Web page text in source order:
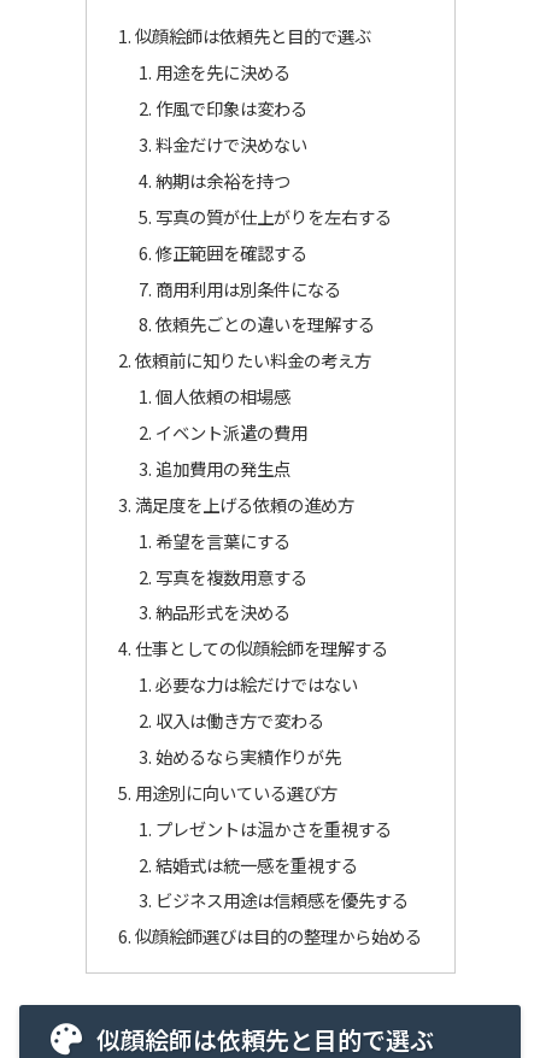
似顔絵師は依頼先と目的で選ぶ
用途を先に決める
作風で印象は変わる
料金だけで決めない
納期は余裕を持つ
写真の質が仕上がりを左右する
修正範囲を確認する
商用利用は別条件になる
依頼先ごとの違いを理解する
依頼前に知りたい料金の考え方
個人依頼の相場感
イベント派遣の費用
追加費用の発生点
満足度を上げる依頼の進め方
希望を言葉にする
写真を複数用意する
納品形式を決める
仕事としての似顔絵師を理解する
必要な力は絵だけではない
収入は働き方で変わる
始めるなら実績作りが先
用途別に向いている選び方
プレゼントは温かさを重視する
結婚式は統一感を重視する
ビジネス用途は信頼感を優先する
似顔絵師選びは目的の整理から始める
似顔絵師は依頼先と目的で選ぶ